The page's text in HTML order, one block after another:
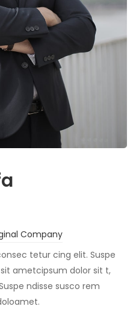
Company
tetur cing elit. Suspe
ametcipsum dolor sit t,
ndisse susco rem